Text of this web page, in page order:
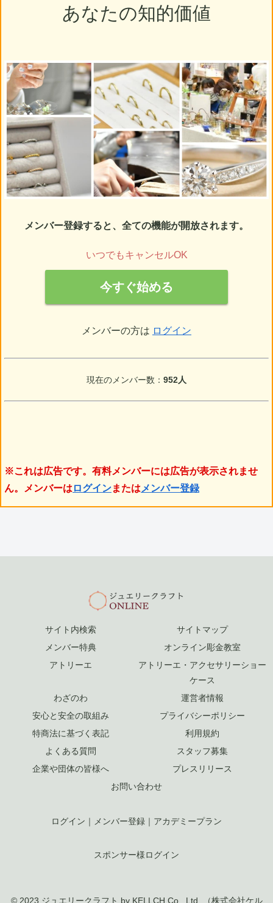
あなたの知的価値
メンバー登録すると、全ての機能が開放されます。
いつでもキャンセルOK
今すぐ始める
メンバーの方は ログイン
現在のメンバー数： 952人
※これは広告です。有料メンバーには広告が表示されませ
ん。メンバーは ログインまたは メンバー登録
サイト内検索
サイトマップ
メンバー特典
オンライン彫金教室
アトリーエ
アトリーエ・アクセサリーショー
ケース
わざのわ
運営者情報
安心と安全の取組み
プライバシーポリシー
特商法に基づく表記
利用規約
よくある質問
スタッフ募集
企業や団体の皆様へ
プレスリリース
お問い合わせ
ログイン ｜ メンバー登録 ｜ アカデミープラン
スポンサー様ログイン
© 2023 ジュエリークラフト by KELLCH Co., Ltd. （株式会社ケル